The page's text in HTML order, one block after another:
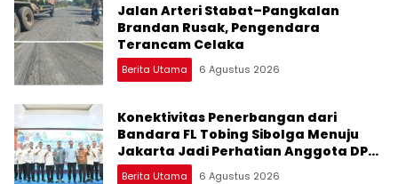
Jalan Arteri Stabat–Pangkalan
Brandan Rusak, Pengendara
Terancam Celaka
Berita Utama 6 Agustus 2026
Konektivitas Penerbangan dari
Bandara FL Tobing Sibolga Menuju
Jakarta Jadi Perhatian Anggota DPR
RI Muhammad Lokot Nasution
Berita Utama 6 Agustus 2026